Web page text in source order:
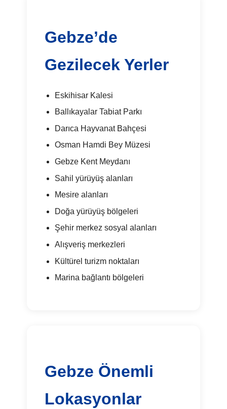
Gebze’de
Gezilecek Yerler
Eskihisar Kalesi
Ballıkayalar Tabiat Parkı
Darıca Hayvanat Bahçesi
Osman Hamdi Bey Müzesi
Gebze Kent Meydanı
Sahil yürüyüş alanları
Mesire alanları
Doğa yürüyüş bölgeleri
Şehir merkez sosyal alanları
Alışveriş merkezleri
Kültürel turizm noktaları
Marina bağlantı bölgeleri
Gebze Önemli
Lokasyonlar